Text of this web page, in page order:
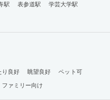
駅 表参道駅
学芸大学駅
り良好 眺望良好
ペット可
ファミリー向け